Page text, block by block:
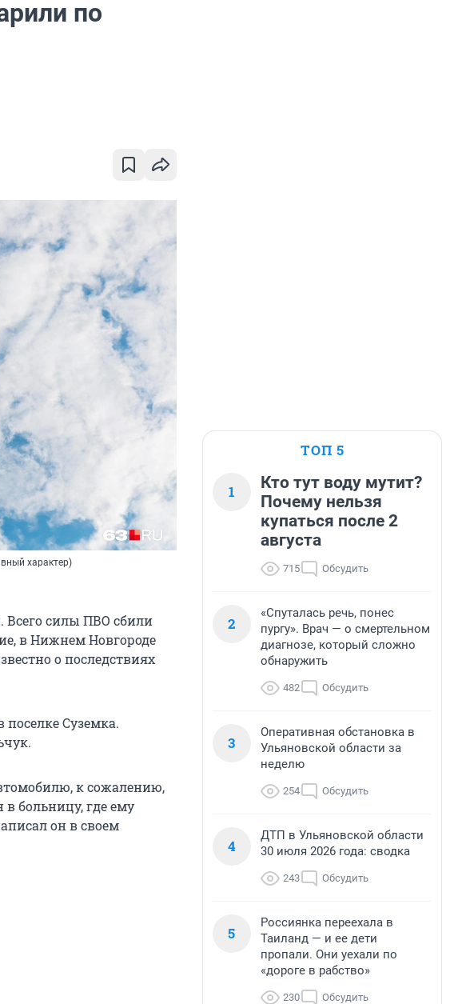
по
характер)
Всего силы ПВО сбили
в Нижнем Новгороде
о последствиях
Суземка.
к сожалению,
больницу, где ему
он в своем
ТОП 5
1
Кто тут воду мутит?
Почему нельзя
купаться после 2
августа
715 Обсудить
2
«Спуталась речь, понес
пургу». Врач — о смертельном
диагнозе, который сложно
обнаружить
482 Обсудить
3
Оперативная обстановка в
Ульяновской области за
неделю
254 Обсудить
4
ДТП в Ульяновской области
30 июля 2026 года: сводка
243 Обсудить
5
Россиянка переехала в
Таиланд — и ее дети
пропали. Они уехали по
«дороге в рабство»
230 Обсудить